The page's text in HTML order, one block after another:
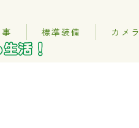
標準装備 カメラ